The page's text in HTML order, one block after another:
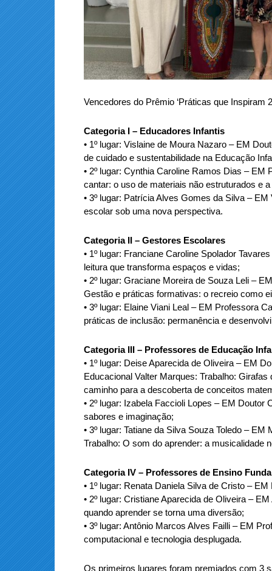
Vencedores do Prêmio ‘Práticas que Inspiram
Categoria I – Educadores Infantis
• 1º lugar: Vislaine de Moura Nazaro – EM
de cuidado e sustentabilidade na Educação
• 2º lugar: Cynthia Caroline Ramos Dias – EM
cantar: o uso de materiais não estruturados e
• 3º lugar: Patrícia Alves Gomes da Silva –
escolar sob uma nova perspectiva.
Categoria II – Gestores Escolares
• 1º lugar: Franciane Caroline Spolador
leitura que transforma espaços e vidas;
• 2º lugar: Graciane Moreira de Souza Leli –
Gestão e práticas formativas: o recreio como
• 3º lugar: Elaine Viani Leal – EM Professora
práticas de inclusão: permanência e
Categoria III – Professores de Educação
• 1º lugar: Deise Aparecida de Oliveira – EM
Educacional Valter Marques: Trabalho:
caminho para a descoberta de conceitos
• 2º lugar: Izabela Faccioli Lopes – EM
sabores e imaginação;
• 3º lugar: Tatiane da Silva Souza Toledo –
Trabalho: O som do aprender: a musicalidade
Categoria IV – Professores de Ensino
• 1º lugar: Renata Daniela Silva de Cristo –
• 2º lugar: Cristiane Aparecida de Oliveira –
quando aprender se torna uma diversão;
• 3º lugar: Antônio Marcos Alves Failli – EM
computacional e tecnologia desplugada.
Os primeiros lugares foram premiados com 3